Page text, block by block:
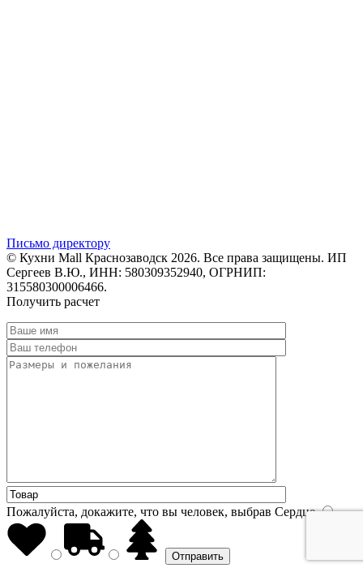
Письмо директору
© Кухни Mall Краснозаводск 2026. Все права защищены. ИП
Сергеев В.Ю., ИНН: 580309352940, ОГРНИП:
315580300006466.
Получить расчет
Пожалуйста, докажите, что вы человек, выбрав Сердце.